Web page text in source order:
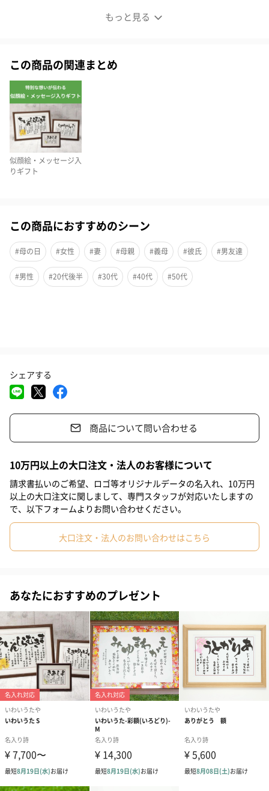
もっと見る
日頃の感謝の気持ちを込めて
心に残る贈り物
数えきれない 努力を重ね
信頼厚く 家族を支え
優しく見守る お母さん
感謝をこめて ありがとう
今年はいつもと違う感動のプレゼントにしよう！
感謝の気持ちを”もの”で伝える贈り物です。
さりげない、赤いカーネーションがワンポイント
額縁のカラーは、落ち着いたナチュラルブラウンです。
日頃の感謝の気持ち伝えられていますか？
想いを形に
いつもお世話になっているお母さんに、ちゃんと感謝の気持ちを
伝えられていますか？
この商品の関連まとめ
似顔絵・メッセージ入
りギフト
この商品におすすめのシーン
#母の日 #女性 #妻 #母親 #義母 #彼氏 #男友達
#男性 #20代後半 #30代 #40代 #50代
シェアする
商品について問い合わせる
10万円以上の大口注文・法人のお客様について
請求書払いのご希望、ロゴ等オリジナルデータの名入れ、10万円
以上の大口注文に関しまして、専門スタッフが対応いたしますの
で、以下フォームよりお問い合わせください。
大口注文・法人のお問い合わせはこちら
あなたにおすすめのプレゼント